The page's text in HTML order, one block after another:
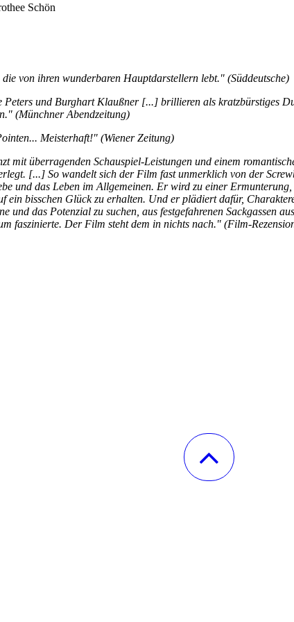
Schön
von ihren wunderbaren Hauptdarstellern lebt." (Süddeutsche)
und Burghart Klaußner [...] brillieren als kratzbürstiges
(Münchner Abendzeitung)
Meisterhaft!" (Wiener Zeitung)
mit überragenden Schauspiel-Leistungen und einem
[...] So wandelt sich der Film fast unmerklich von der
und das Leben im Allgemeinen. Er wird zu einer Ermunterung,
ein bisschen Glück zu erhalten. Und er plädiert dafür,
und das Potenzial zu suchen, aus festgefahrenen Sackgassen
faszinierte. Der Film steht dem in nichts nach." (Film-